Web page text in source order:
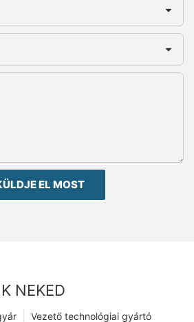
EL MOST
NEKED
Vezető technológiai gyártó